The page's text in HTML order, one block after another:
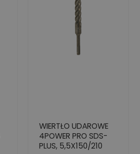
WIERTŁO UDAROWE
4POWER PRO SDS-
PLUS, 5,5X150/210